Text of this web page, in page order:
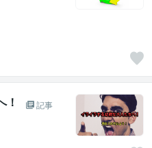
！
記事